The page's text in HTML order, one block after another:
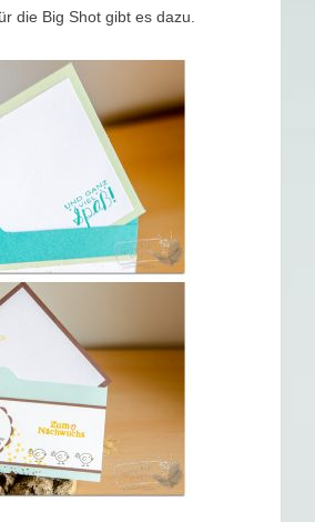
die Big Shot gibt es dazu.